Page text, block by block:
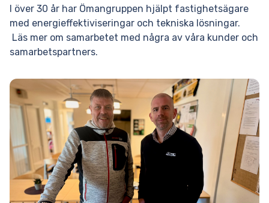
​​I över 30 år har Ömangruppen hjälpt fastighetsägare
med energieffektiviseringar och tekniska lösningar.
Läs mer om samarbetet med några av våra kunder och
samarbetspartners.